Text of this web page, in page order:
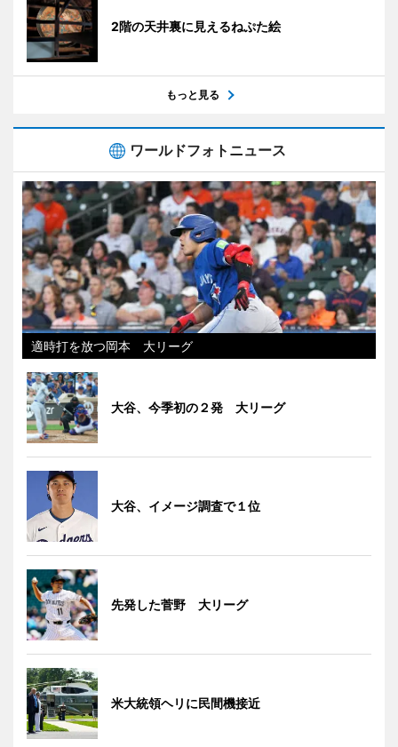
2階の天井裏に見えるねぷた絵
もっと見る
ワールドフォトニュース
適時打を放つ岡本 大リーグ
大谷、今季初の２発 大リーグ
大谷、イメージ調査で１位
先発した菅野 大リーグ
米大統領ヘリに民間機接近